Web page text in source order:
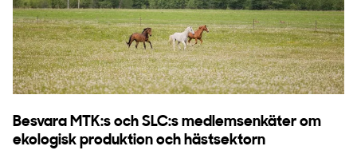
Besvara MTK:s och SLC:s medlemsenkäter om
ekologisk produktion och hästsektorn